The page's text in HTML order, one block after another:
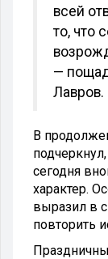
всей
то, что
—
Лавров.
В
сегодня
характер.
выразил в
повторить